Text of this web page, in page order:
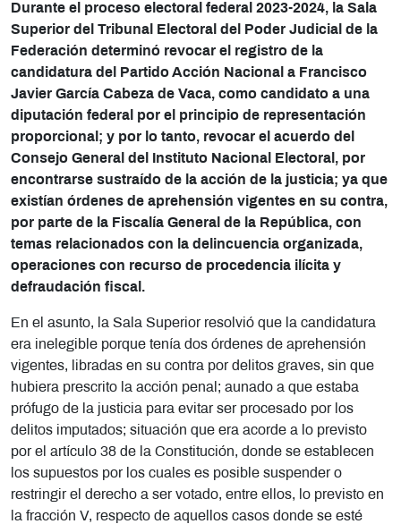
Durante el proceso electoral federal 2023-2024, la Sala
Superior del Tribunal Electoral del Poder Judicial de la
Federación determinó revocar el registro de la
candidatura del Partido Acción Nacional a Francisco
Javier García Cabeza de Vaca, como candidato a una
diputación federal por el principio de representación
proporcional; y por lo tanto, revocar el acuerdo del
Consejo General del Instituto Nacional Electoral, por
encontrarse sustraído de la acción de la justicia; ya que
existían órdenes de aprehensión vigentes en su contra,
por parte de la Fiscalía General de la República, con
temas relacionados con la delincuencia organizada,
operaciones con recurso de procedencia ilícita y
defraudación fiscal.
En el asunto, la Sala Superior resolvió que la candidatura
era inelegible porque tenía dos órdenes de aprehensión
vigentes, libradas en su contra por delitos graves, sin que
hubiera prescrito la acción penal; aunado a que estaba
prófugo de la justicia para evitar ser procesado por los
delitos imputados; situación que era acorde a lo previsto
por el artículo 38 de la Constitución, donde se establecen
los supuestos por los cuales es posible suspender o
restringir el derecho a ser votado, entre ellos, lo previsto en
la fracción V, respecto de aquellos casos donde se esté